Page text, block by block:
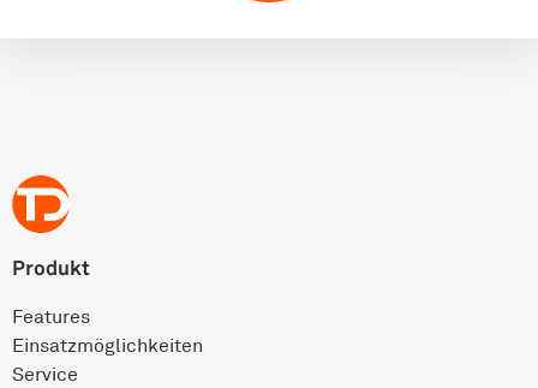
Produkt
Features
Einsatz­möglichkeiten
Service